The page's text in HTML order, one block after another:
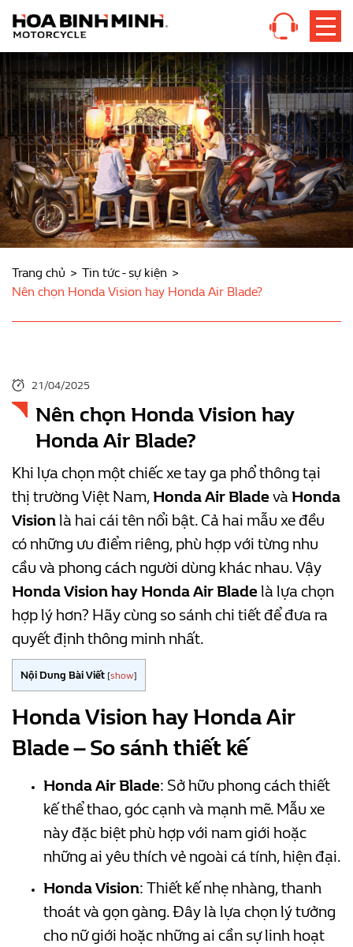
Trang chủ
Tin tức - sự kiện
Nên chọn Honda Vision hay Honda Air Blade?
21/04/2025
Nên chọn Honda Vision hay
Honda Air Blade?
Khi lựa chọn một chiếc xe tay ga phổ thông tại
thị trường Việt Nam,Honda Air Blade và Honda
Visionlà hai cái tên nổi bật. Cả hai mẫu xe đều
có những ưu điểm riêng, phù hợp với từng nhu
cầu và phong cách người dùng khác nhau. Vậy
Honda Vision hay Honda Air Blade là lựa chọn
hợp lý hơn? Hãy cùng so sánh chi tiết để đưa ra
quyết định thông minh nhất.
Nội Dung Bài Viết [show]
Honda Vision hay Honda Air
Blade – So sánh thiết kế
Honda Air Blade: Sở hữu phong cách thiết
kế thể thao, góc cạnh và mạnh mẽ. Mẫu xe
này đặc biệt phù hợp với nam giới hoặc
những ai yêu thích vẻ ngoài cá tính, hiện đại.
Honda Vision: Thiết kế nhẹ nhàng, thanh
thoát và gọn gàng. Đây là lựa chọn lý tưởng
cho nữ giới hoặc những ai cần sự linh hoạt